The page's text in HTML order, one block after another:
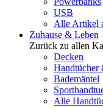
USB
Alle Artikel
Zuhause & Leben
Zurück zu allen
Decken
Handtücher
Bademäntel
Alle